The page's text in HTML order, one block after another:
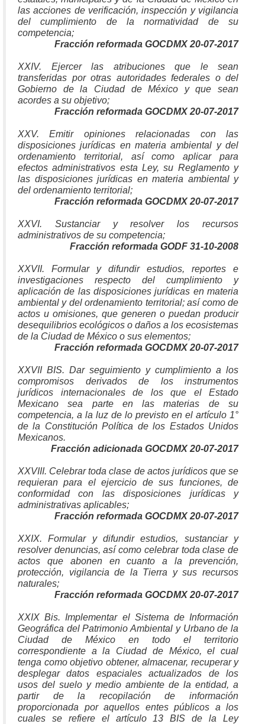
las acciones de verificación, inspección y vigilancia
del cumplimiento de la normatividad de su
competencia;
Fracción reformada GOCDMX 20-07-2017
XXIV. Ejercer las atribuciones que le sean
transferidas por otras autoridades federales o del
Gobierno de la Ciudad de México y que sean
acordes a su objetivo;
Fracción reformada GOCDMX 20-07-2017
XXV. Emitir opiniones relacionadas con las
disposiciones jurídicas en materia ambiental y del
ordenamiento territorial, así como aplicar para
efectos administrativos esta Ley, su Reglamento y
las disposiciones jurídicas en materia ambiental y
del ordenamiento territorial;
Fracción reformada GOCDMX 20-07-2017
XXVI. Sustanciar y resolver los recursos
administrativos de su competencia;
Fracción reformada GODF 31-10-2008
XXVII. Formular y difundir estudios, reportes e
investigaciones respecto del cumplimiento y
aplicación de las disposiciones jurídicas en materia
ambiental y del ordenamiento territorial; así como de
actos u omisiones, que generen o puedan producir
desequilibrios ecológicos o daños a los ecosistemas
de la Ciudad de México o sus elementos;
Fracción reformada GOCDMX 20-07-2017
XXVII BIS. Dar seguimiento y cumplimiento a los
compromisos derivados de los instrumentos
jurídicos internacionales de los que el Estado
Mexicano sea parte en las materias de su
competencia, a la luz de lo previsto en el artículo 1°
de la Constitución Política de los Estados Unidos
Mexicanos.
Fracción adicionada GOCDMX 20-07-2017
XXVIII. Celebrar toda clase de actos jurídicos que se
requieran para el ejercicio de sus funciones, de
conformidad con las disposiciones jurídicas y
administrativas aplicables;
Fracción reformada GOCDMX 20-07-2017
XXIX. Formular y difundir estudios, sustanciar y
resolver denuncias, así como celebrar toda clase de
actos que abonen en cuanto a la prevención,
protección, vigilancia de la Tierra y sus recursos
naturales;
Fracción reformada GOCDMX 20-07-2017
XXIX Bis. Implementar el Sistema de Información
Geográfica del Patrimonio Ambiental y Urbano de la
Ciudad de México en todo el territorio
correspondiente a la Ciudad de México, el cual
tenga como objetivo obtener, almacenar, recuperar y
desplegar datos espaciales actualizados de los
usos del suelo y medio ambiente de la entidad, a
partir de la recopilación de información
proporcionada por aquellos entes públicos a los
cuales se refiere el artículo 13 BIS de la Ley